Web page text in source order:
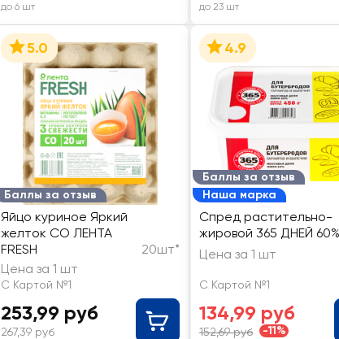
до 6 шт до 23 шт
Баллы за отзыв
5.0
Яйцо куриное Яркий
желток СО ЛЕНТА
FRESH
20шт*
Цена за 1 шт
С Картой №1
253,99 руб
267,39 руб
Баллы за отзыв
Наша марка
4.9
Спред растительно-
жировой 365 ДНЕЙ 60%
Цена за 1 шт
С Картой №1
134,99 руб
152,69 руб -11%